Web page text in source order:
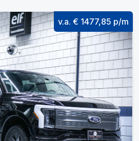
v.a. € 1477,85 p/m